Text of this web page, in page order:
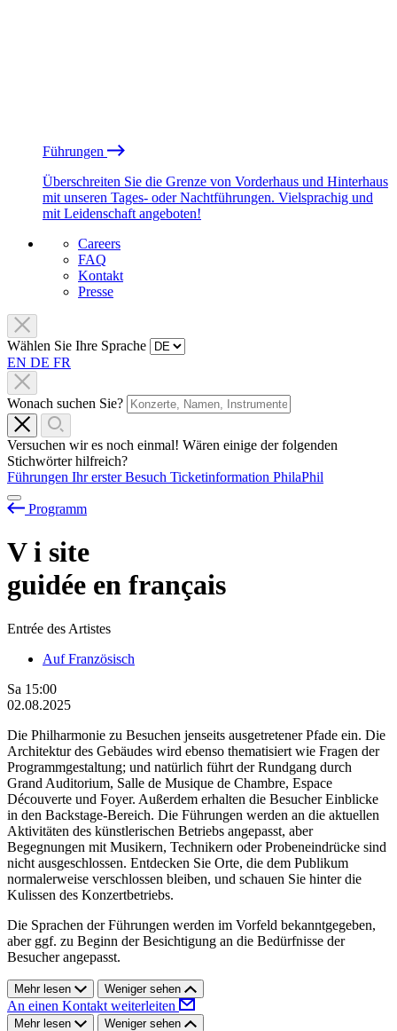
Führungen
Überschreiten Sie die Grenze von Vorderhaus und Hinterhaus
mit unseren Tages- oder Nachtführungen. Vielsprachig und
mit Leidenschaft angeboten!
Careers
FAQ
Kontakt
Presse
Wählen Sie Ihre Sprache
EN DE FR
Wonach suchen Sie?
Versuchen wir es noch einmal! Wären einige der folgenden
Stichwörter hilfreich?
Führungen Ihr erster Besuch Ticketinformation PhilaPhil
Programm
Vi site
guidée en français
Entrée des Artistes
Auf Französisch
Sa 15:00
02.08.2025
Die Philharmonie zu Besuchen jenseits ausgetretener Pfade ein. Die
Architektur des Gebäudes wird ebenso thematisiert wie Fragen der
Programmgestaltung; und natürlich führt der Rundgang durch
Grand Auditorium, Salle de Musique de Chambre, Espace
Découverte und Foyer. Außerdem erhalten die Besucher Einblicke
in den Backstage-Bereich. Die Führungen werden an die aktuellen
Aktivitäten des künstlerischen Betriebs angepasst, aber
Begegnungen mit Musikern, Technikern oder Probeneindrücke sind
nicht ausgeschlossen. Entdecken Sie Orte, die dem Publikum
normalerweise verschlossen bleiben, und schauen Sie hinter die
Kulissen des Konzertbetriebs.
Die Sprachen der Führungen werden im Vorfeld bekanntgegeben,
aber ggf. zu Beginn der Besichtigung an die Bedürfnisse der
Besucher angepasst.
Mehr lesen Weniger sehen
An einen Kontakt weiterleiten
Mehr lesen Weniger sehen